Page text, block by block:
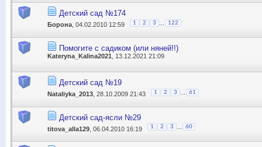
Детский сад №174
Борона , 04.02.2010 12:59 1 2 3 122
Помогите с садиком (или няней!!)
Kateryna_Kalina2021 , 13.12.2021 21:09
Детский сад №19
Nataliyka_2013 , 28.10.2009 21:43 1 2 3 61
Детский сад-ясли №29
titova_alla129 , 06.04.2010 16:19 1 2 3 ... 60